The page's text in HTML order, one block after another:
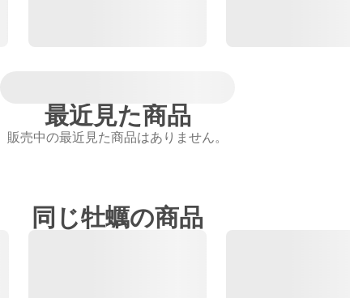
最近見た商品
販売中の最近見た商品はありません。
同じ牡蠣の商品